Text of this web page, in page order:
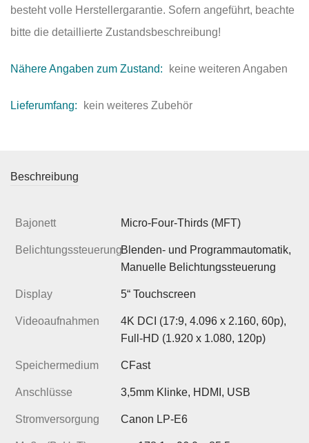
besteht volle Herstellergarantie. Sofern angeführt, beachte
bitte die detaillierte Zustandsbeschreibung!
Nähere Angaben zum Zustand: keine weiteren Angaben
Lieferumfang: kein weiteres Zubehör
Beschreibung
Bajonett Micro-Four-Thirds (MFT)
BelichtungssteuerungBlenden- und Programmautomatik,
Manuelle Belichtungssteuerung
Display 5“ Touchscreen
Videoaufnahmen
4K DCI (17:9, 4.096 x 2.160, 60p),
Full-HD (1.920 x 1.080, 120p)
Speichermedium CFast
Anschlüsse 3,5mm Klinke, HDMI, USB
Stromversorgung Canon LP-E6